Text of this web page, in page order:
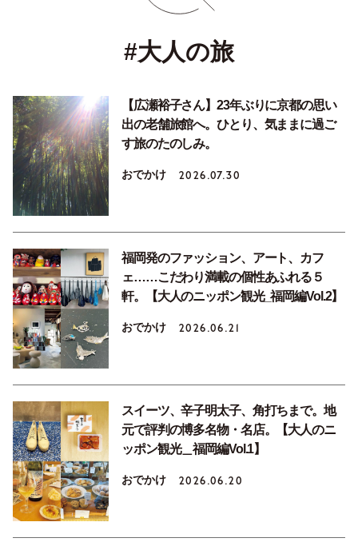
#大人の旅
【広瀬裕子さん】23年ぶりに京都の思い
出の老舗旅館へ。ひとり、気ままに過ご
す旅のたのしみ。
おでかけ 2026.07.30
福岡発のファッション、アート、カフ
ェ……こだわり満載の個性あふれる５
軒。【大人のニッポン観光_福岡編Vol.2】
おでかけ 2026.06.21
スイーツ、辛子明太子、角打ちまで。地
元で評判の博多名物・名店。【大人のニ
ッポン観光＿福岡編Vol.1】
おでかけ 2026.06.20